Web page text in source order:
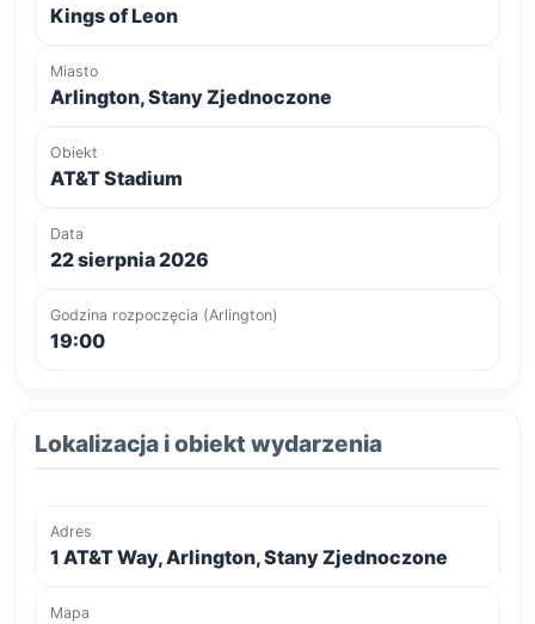
Kings of Leon
Miasto
Arlington, Stany Zjednoczone
Obiekt
AT&T Stadium
Data
22 sierpnia 2026
Godzina rozpoczęcia (Arlington)
19:00
Lokalizacja i obiekt wydarzenia
Adres
1 AT&T Way, Arlington, Stany Zjednoczone
Mapa